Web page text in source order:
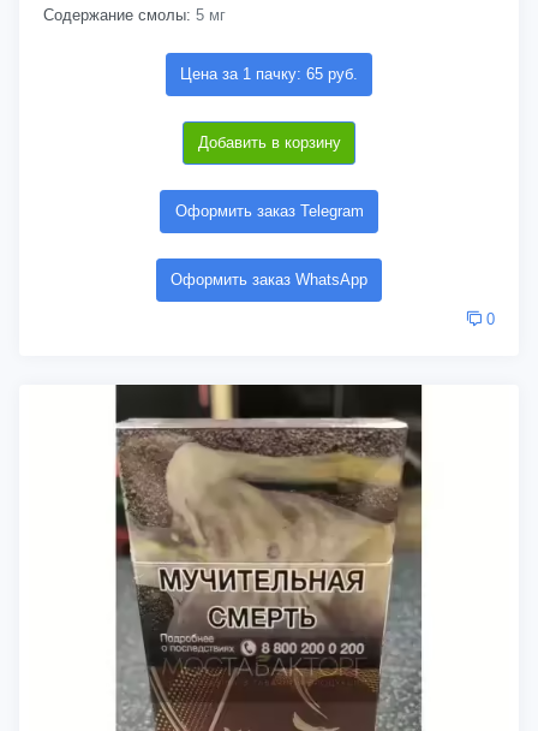
Содержание смолы: 5 мг
Цена за 1 пачку: 65 руб.
Добавить в корзину
Оформить заказ Telegram
Оформить заказ WhatsApp
0